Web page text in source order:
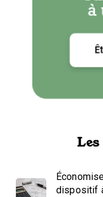
dispositif